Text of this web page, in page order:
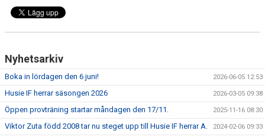
Nyhetsarkiv
Boka in lördagen den 6 juni! 2026-06-05 12:53
Husie IF herrar säsongen 2026 2026-03-05 09:38
Öppen provträning startar måndagen den 17/11. 2025-11-16 08:30
Viktor Zuta född 2008 tar nu steget upp till Husie IF herrar A. 2024-02-06 09:33